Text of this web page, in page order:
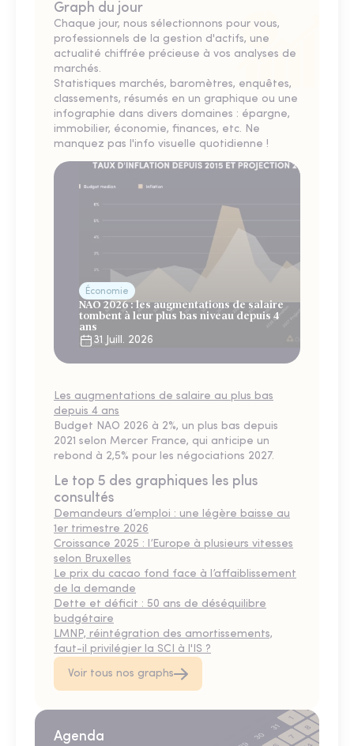
Graph du jour
Chaque jour, nous sélectionnons pour vous,
professionnels de la gestion d'actifs, une
actualité chiffrée précieuse à vos analyses de
marchés.
Statistiques marchés, baromètres, enquêtes,
classements, résumés en un graphique ou une
infographie dans divers domaines : épargne,
immobilier, économie, finances, etc. Ne
manquez pas l'info visuelle quotidienne !
Économie
NAO 2026 : les augmentations de salaire
tombent à leur plus bas niveau depuis 4
ans
31 Juill. 2026
Les augmentations de salaire au plus bas
depuis 4 ans
Budget NAO 2026 à 2%, un plus bas depuis
2021 selon Mercer France, qui anticipe un
rebond à 2,5% pour les négociations 2027.
Le top 5 des graphiques les plus
consultés
Demandeurs d’emploi : une légère baisse au
1er trimestre 2026
Croissance 2025 : l’Europe à plusieurs vitesses
selon Bruxelles
Le prix du cacao fond face à l’affaiblissement
de la demande
Dette et déficit : 50 ans de déséquilibre
budgétaire
LMNP, réintégration des amortissements,
faut-il privilégier la SCI à l'IS ?
Voir tous nos graphs
Agenda